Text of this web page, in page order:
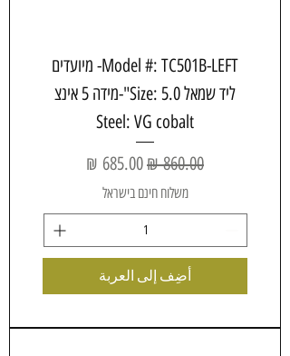
Model #: TC501B-LEFT- מיועדים
ליד שמאל Size: 5.0"-מידה 5 אינצ
Steel: VG cobalt
سعر عاديسعر البيع
משלוח חינם בישראל
أضِف إلى العربة